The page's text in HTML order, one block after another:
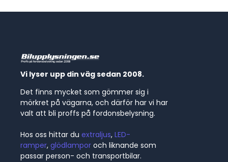
Vi lyser upp din väg sedan 2008.
Det finns mycket som gömmer sig i
mörkret på vägarna, och därför har vi har
valt att bli proffs på fordonsbelysning.
Hos oss hittar du extraljus, LED-
ramper, glödlampor och liknande som
passar person- och transportbilar.